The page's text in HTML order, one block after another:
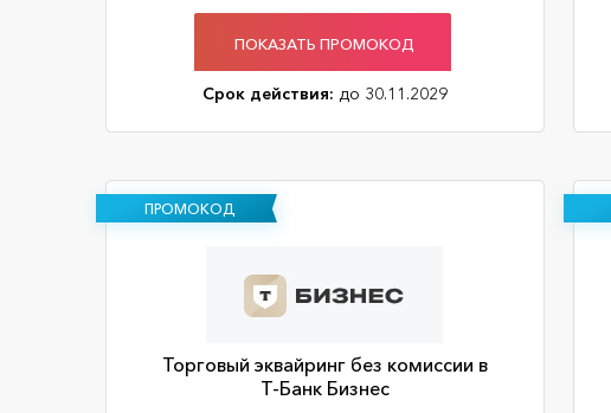
ПОКАЗАТЬ ПРОМОКОД
Срок действия: до 30.11.2029
ПРОМОКОД
Торговый эквайринг без комиссии в
Т-Банк Бизнес